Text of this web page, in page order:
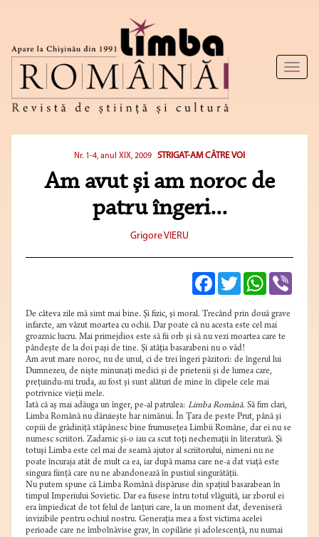
Toggle
Nr. 1-4, anul XIX, 2009 STRIGAT-AM CĂTRE VOI
Am avut şi am noroc de
patru îngeri...
Grigore VIERU
FacebookTwitterWhatsApp
De câteva zile mă simt mai bine. Şi fizic, şi moral. Trecând prin două grave
infarcte, am văzut moartea cu ochii. Dar poate că nu acesta este cel mai
groaznic lucru. Mai primejdios este să fii orb şi să nu vezi moartea care te
pândeşte de la doi paşi de tine. Şi atâţia basarabeni nu o văd!
Am avut mare noroc, nu de unul, ci de trei îngeri păzitori: de îngerul lui
Dumnezeu, de nişte minunaţi medici şi de prietenii şi de lumea care,
preţuindu-mi truda, au fost şi sunt alături de mine în clipele cele mai
potrivnice vieţii mele.
Iată că aş mai adăuga un înger, pe-al patrulea: Limba Română. Să fim clari,
Limba Română nu dăruieşte har nimănui. În Ţara de peste Prut, până şi
copiii de grădiniţă stăpânesc bine frumuseţea Limbii Române, dar ei nu se
numesc scriitori. Zadarnic şi-o iau ca scut toţi nechemaţii în literatură. Şi
totuşi Limba este cel mai de seamă ajutor al scriitorului, nimeni nu ne
poate încuraja atât de mult ca ea, iar după mama care ne-a dat viaţă este
singura fiinţă care nu ne abandonează în pustiul singurătăţii.
Nu putem spune că Limba Română dispăruse din spaţiul basarabean în
timpul Imperiului Sovietic. Dar ea fusese întru totul vlăguită, iar zborul ei
era împiedicat de tot felul de lanţuri care, la un moment dat, deveniseră
invizibile pentru ochiul nostru. Generaţia mea a fost victima acelei
perioade care ne îmbolnăvise grav, în copilărie şi adolescenţă, nu numai